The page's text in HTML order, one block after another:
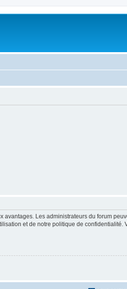
Les administrateurs du forum
et de notre politique de